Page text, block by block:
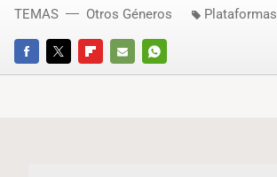
FACEBOOKTWITTERFLIPBOARD
E-
WHATSAPP
TEMAS Otros Géneros Plataformas